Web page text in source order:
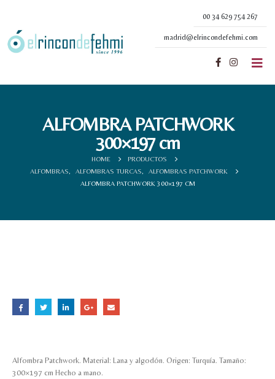
00 34 629 754 267
madrid@elrincondefehmi.com
ALFOMBRA PATCHWORK
300×197 cm
HOME
PRODUCTOS
ALFOMBRAS
ALFOMBRAS TURCAS
ALFOMBRAS PATCHWORK
ALFOMBRA PATCHWORK 300×197 CM
Alfombra Patchwork. Material: Lana y algodón. Origen: Turquía. Tamaño:
300×197 cm Hecho a mano.